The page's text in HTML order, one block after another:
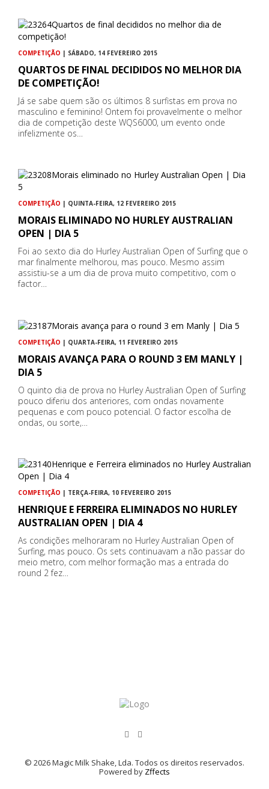
COMPETIÇÃO | SÁBADO, 14 FEVEREIRO 2015
QUARTOS DE FINAL DECIDIDOS NO MELHOR DIA
DE COMPETIÇÃO!
Já se sabe quem são os últimos 8 surfistas em prova no
masculino e feminino! Ontem foi provavelmente o melhor
dia de competição deste WQS6000, um evento onde
infelizmente os…
COMPETIÇÃO | QUINTA-FEIRA, 12 FEVEREIRO 2015
MORAIS ELIMINADO NO HURLEY AUSTRALIAN
OPEN | DIA 5
Foi ao sexto dia do Hurley Australian Open of Surfing que o
mar finalmente melhorou, mas pouco. Mesmo assim
assistiu-se a um dia de prova muito competitivo, com o
factor…
COMPETIÇÃO | QUARTA-FEIRA, 11 FEVEREIRO 2015
MORAIS AVANÇA PARA O ROUND 3 EM MANLY |
DIA 5
O quinto dia de prova no Hurley Australian Open of Surfing
pouco diferiu dos anteriores, com ondas novamente
pequenas e com pouco potencial. O factor escolha de
ondas, ou sorte,…
COMPETIÇÃO | TERÇA-FEIRA, 10 FEVEREIRO 2015
HENRIQUE E FERREIRA ELIMINADOS NO HURLEY
AUSTRALIAN OPEN | DIA 4
As condições melhoraram no Hurley Australian Open of
Surfing, mas pouco. Os sets continuavam a não passar do
meio metro, com melhor formação mas a entrada do
round 2 fez…
© 2026 Magic Milk Shake, Lda. Todos os direitos reservados.
Powered by Zffects